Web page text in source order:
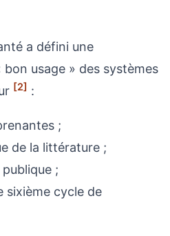
a défini une
usage » des systèmes
[2] :
;
de la littérature ;
;
sixième cycle de